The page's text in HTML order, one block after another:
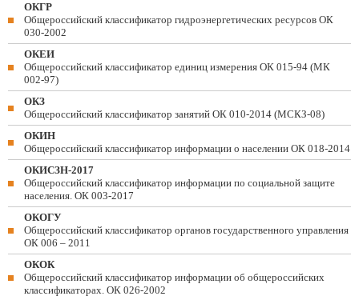
ОКГР
Общероссийский классификатор гидроэнергетических ресурсов ОК
030-2002
ОКЕИ
Общероссийский классификатор единиц измерения ОК 015-94 (МК
002-97)
ОКЗ
Общероссийский классификатор занятий ОК 010-2014 (МСКЗ-08)
ОКИН
Общероссийский классификатор информации о населении ОК 018-2014
ОКИСЗН-2017
Общероссийский классификатор информации по социальной защите
населения. ОК 003-2017
ОКОГУ
Общероссийский классификатор органов государственного управления
ОК 006 – 2011
ОКОК
Общероссийский классификатор информации об общероссийских
классификаторах. ОК 026-2002